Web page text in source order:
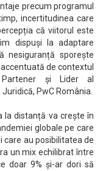
precum programul
incertitudinea care
că viitorul este
dispuși la adaptare
nesiguranță sporește
de contextul
și Lider al
PwC România.
la distanță va crește în
globale pe care
care au posibilitatea de
un mix echilibrat între
doar 9% și-ar dori să